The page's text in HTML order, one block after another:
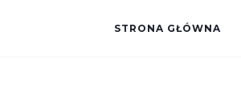
STRONA GŁÓWNA